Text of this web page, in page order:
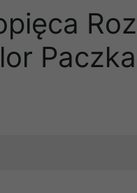
Roz
Paczka